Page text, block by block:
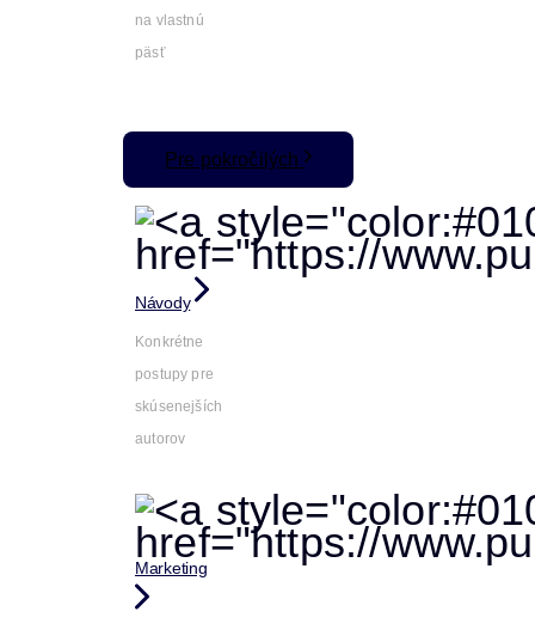
na vlastnú
päsť
Pre pokročilých
Návody
Konkrétne
postupy pre
skúsenejších
autorov
Marketing